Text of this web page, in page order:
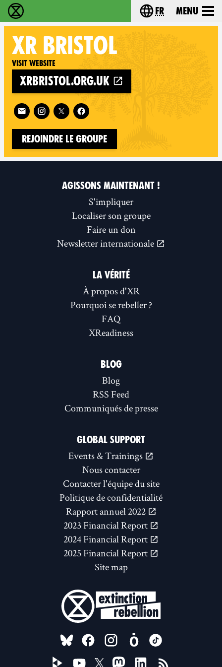
Extinction Rebellion - Home Choisissez votre
fr Menu
XR BRISTOL
Visit website
xrbristol.org.uk
Follow XR Bristol on
Rejoindre le groupe
AGISSONS MAINTENANT !
S'impliquer
Localiser son groupe
Faire un don
Newsletter internationale
LA VÉRITÉ
À propos d'XR
Pourquoi se rebeller ?
FAQ
XReadiness
BLOG
Blog
RSS Feed
Communiqués de presse
GLOBAL SUPPORT
Events & Trainings
Nous contacter
Contacter l'équipe du site
Politique de confidentialité
Rapport annuel 2022
2023 Financial Report
2024 Financial Report
2025 Financial Report
Site map
FOLLOW US ON